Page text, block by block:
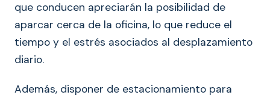
que conducen apreciarán la posibilidad de
aparcar cerca de la oficina, lo que reduce el
tiempo y el estrés asociados al desplazamiento
diario.
Además, disponer de estacionamiento para